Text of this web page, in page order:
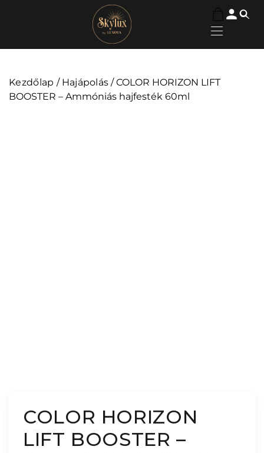
Kezdőlap / Hajápolás / COLOR HORIZON LIFT
BOOSTER – Ammóniás hajfesték 60ml
COLOR HORIZON
LIFT BOOSTER –